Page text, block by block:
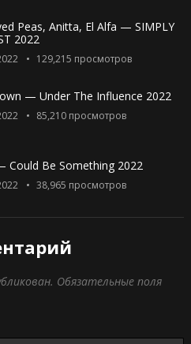
Peas, Anitta, El Alfa — SIMPLY
2022
129,215 просмотров
— Under The Influence 2022
85,210просмотров
Could Be Something 2022
38,965 просмотров
Обязательные поля